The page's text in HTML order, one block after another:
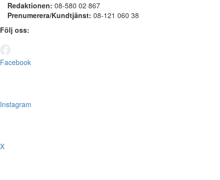
Redaktionen: 08-580 02 867
Prenumerera/Kundtjänst: 08-121 060 38
Följ oss:
Facebook
Instagram
X